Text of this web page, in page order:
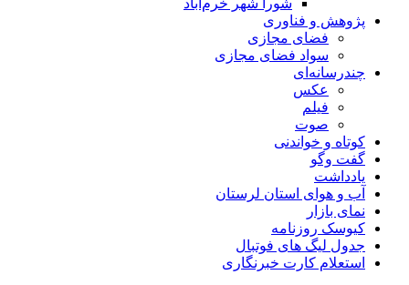
شورا شهر خرم‌آباد
پژوهش و فناوری
فضای مجازی
سواد فضای مجازی
چندرسانه‌ای
عكس
فیلم
صوت
کوتاه و خواندنی
گفت وگو
یادداشت
آب و هوای استان لرستان
نمای بازار
کیوسک روزنامه
جدول لیگ های فوتبال
استعلام کارت خبرنگاری